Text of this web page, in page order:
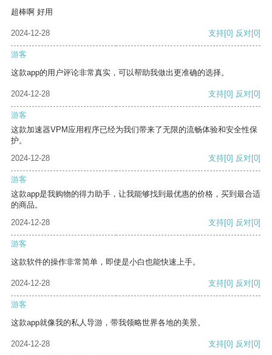
超棒啊 好用
2024-12-28 支持[0] 反对[0]
游客
这款app的用户评论非常真实，可以帮助我做出更准确的选择。
2024-12-28 支持[0] 反对[0]
游客
这款加速器VPM应用程序已经为我们带来了无限的流畅体验和安全性保
护。
2024-12-28
支持[0] 反对[0]
游客
这款app是我购物的得力助手，让我能够找到最优惠的价格，买到最合适
的商品。
2024-12-28
支持[0] 反对[0]
游客
这款软件的操作非常简单，即使是小白也能快速上手。
2024-12-28 支持[0] 反对[0]
游客
这款app就像我的私人导游，带我领略世界各地的美景。
2024-12-28 支持[0] 反对[0]